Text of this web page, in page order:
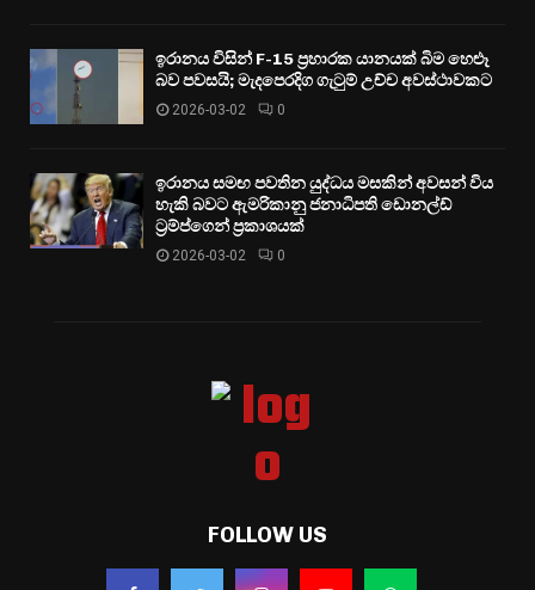
ඉරානය විසින් F-15 ප්‍රහාරක යානයක් බිම හෙළූ
බව පවසයි; මැදපෙරදිග ගැටුම් උච්ච අවස්ථාවකට
2026-03-02 0
ඉරානය සමඟ පවතින යුද්ධය මසකින් අවසන් විය
හැකි බවට ඇමරිකානු ජනාධිපති ඩොනල්ඩ්
ට්‍රම්ප්ගෙන් ප්‍රකාශයක්
2026-03-02 0
FOLLOW US